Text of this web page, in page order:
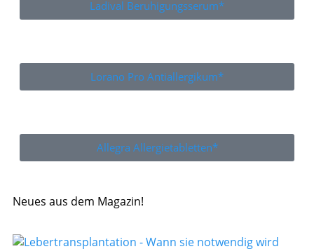
Ladival Beruhigungsserum*
Lorano Pro Antiallergikum*
Allegra Allergietabletten*
Neues aus dem Magazin!